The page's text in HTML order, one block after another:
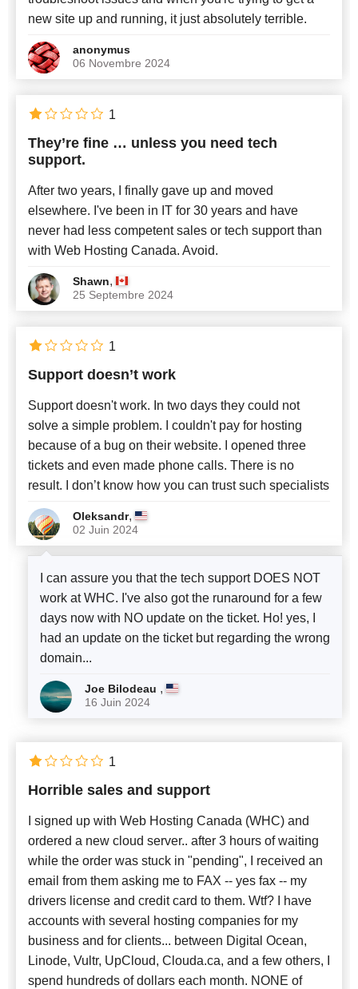
new site up and running, it just absolutely terrible.
anonymus
06 Novembre 2024
They’re fine … unless you need tech
support.
After two years, I finally gave up and moved
elsewhere. I've been in IT for 30 years and have
never had less competent sales or tech support than
with Web Hosting Canada. Avoid.
Shawn,
25 Septembre 2024
1
Support doesn’t work
Support doesn't work. In two days they could not
solve a simple problem. I couldn't pay for hosting
because of a bug on their website. I opened three
tickets and even made phone calls. There is no
result. I don’t know how you can trust such specialists
Oleksandr,
02 Juin 2024
1
I can assure you that the tech support DOES NOT
work at WHC. I've also got the runaround for a few
days now with NO update on the ticket. Ho! yes, I
had an update on the ticket but regarding the wrong
domain...
Joe Bilodeau ,
16 Juin 2024
Horrible sales and support
I signed up with Web Hosting Canada (WHC) and
ordered a new cloud server.. after 3 hours of waiting
while the order was stuck in "pending", I received an
email from them asking me to FAX -- yes fax -- my
drivers license and credit card to them. Wtf? I have
accounts with several hosting companies for my
business and for clients... between Digital Ocean,
Linode, Vultr, UpCloud, Clouda.ca, and a few others, I
spend hundreds of dollars each month. NONE of
1